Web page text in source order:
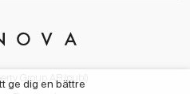
Genova
Group
Group AB (publ)
ge dig en bättre